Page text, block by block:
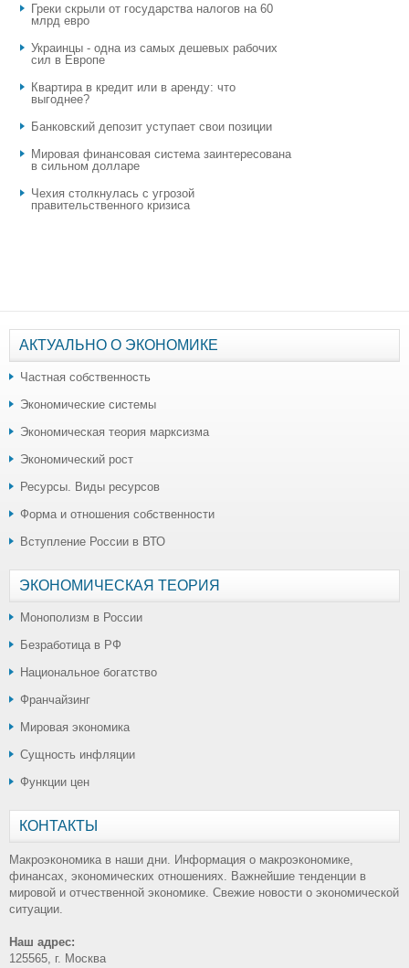
Греки скрыли от государства налогов на 60
млрд евро
Украинцы - одна из самых дешевых рабочих
сил в Европе
Квартира в кредит или в аренду: что
выгоднее?
​Банковский депозит уступает свои позиции
Мировая финансовая система заинтересована
в сильном долларе
Чехия столкнулась с угрозой
правительственного кризиса
АКТУАЛЬНО О ЭКОНОМИКЕ
Частная собственность
Экономические системы
Экономическая теория марксизма
Экономический рост
Ресурсы. Виды ресурсов
Форма и отношения собственности
Вступление России в ВТО
ЭКОНОМИЧЕСКАЯ ТЕОРИЯ
Монополизм в России
Безработица в РФ
Национальное богатство
Франчайзинг
Мировая экономика
Сущность инфляции
Функции цен
КОНТАКТЫ
Макроэкономика в наши дни. Информация о макроэкономике,
финансах, экономических отношениях. Важнейшие тенденции в
мировой и отчественной экономике. Свежие новости о экономической
ситуации.
Наш адрес:
125565, г. Москва